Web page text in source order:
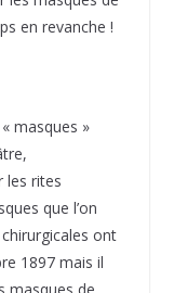
en revanche !
masques »
les rites
que l’on
ont
1897 mais il